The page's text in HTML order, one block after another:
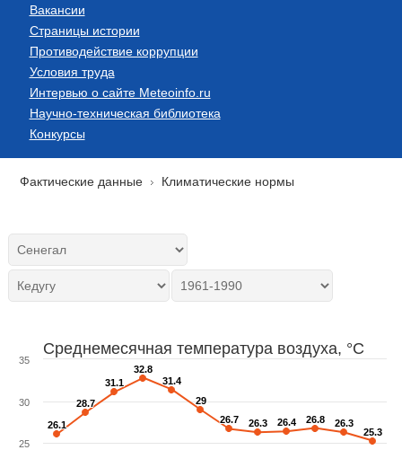
Вакансии
Страницы истории
Противодействие коррупции
Условия труда
Интервью о сайте Meteoinfo.ru
Научно-техническая библиотека
Конкурсы
Фактические данные Климатические нормы
Среднемесячная температура воздуха, °C
26.1
26.1
28.7
28.7
31.1
31.1
32.8
32.8
31.4
31.4
29
29
26.7
26.7 26.3
26.3 26.4
26.4 26.8
26.8 26.3
26.3
25.3
25.3
25
30
35